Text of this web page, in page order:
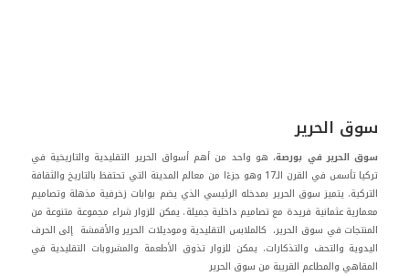
سوق الحرير
سوق الحرير في بورصة، هو واحد من أهم أسواق الحرير التقليدية والتاريخية في
تركياتأسس في القرن الـ17
وهو جزءًا من معالم المدينة التي تحتفظ بالتاريخ والثقافة
التركية. يتميز سوق الحرير بمدخله الرئيسي الذي يضم بوابات زخرفية مذهلة وتصاميم
معمارية عثمانية فريدة مع تصاميم داخلية جميلة. يمكن للزوار شراء مجموعة متنوعة من
المنتجات في سوق الحرير، كالملابس التقليدية وموديلات الحرير والأقمشة إلى الحرف
اليدوية والتحف والتذكارات. يمكن للزوار تذوق الأطعمة والمشروبات التقليدية في
المقاهي والمطاعم القريبة من سوق الحرير